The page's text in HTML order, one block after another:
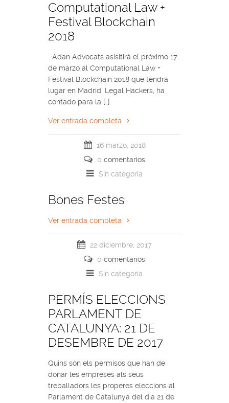
Computational Law +
Festival Blockchain
2018
Adan Advocats asisitirá el próximo 17
de marzo al Computational Law +
Festival Blockchain 2018 que tendrá
lugar en Madrid. Legal Hackers, ha
contado para la […]
Ver entrada completa
16 marzo, 2018
0 comentarios
Sin categoría
Bones Festes
Ver entrada completa
22 diciembre, 2017
0 comentarios
Sin categoría
PERMÍS ELECCIONS
PARLAMENT DE
CATALUNYA: 21 DE
DESEMBRE DE 2017
Quins són els permisos que han de
donar les empreses als seus
treballadors les properes eleccions al
Parlament de Catalunya del dia 21 de